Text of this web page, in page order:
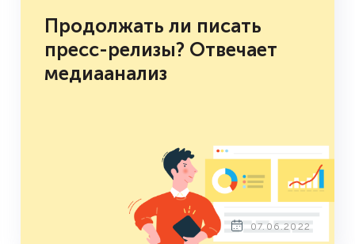
Продолжать ли писать
пресс-релизы? Отвечает
медиаанализ
07.06.2022